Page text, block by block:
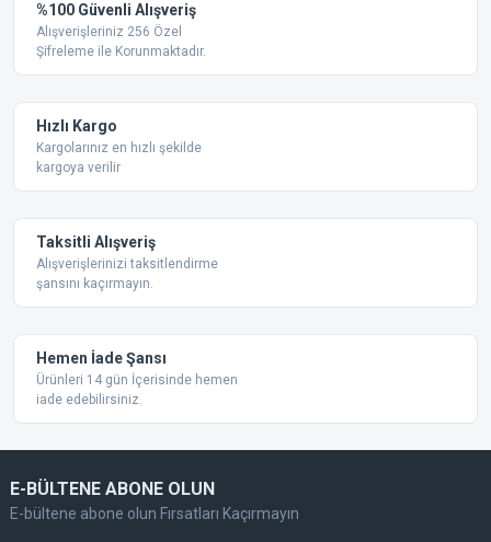
Ürün resmi kalitesiz, bozuk veya görüntülenemiyor.
Ürün açıklamasında eksik bilgiler bulunuyor.
Bu ürüne benzer farklı alternatifler olmalı.
%100 Güvenli Alışveriş
Alışverişleriniz 256 Özel
Şifreleme ile Korunmaktadır.
Hızlı Kargo
Kargolarınız en hızlı şekilde
kargoya verilir
Taksitli Alışveriş
Alışverişlerinizi taksitlendirme
şansını kaçırmayın.
Hemen İade Şansı
Ürünleri 14 gün İçerisinde hemen
iade edebilirsiniz.
E-BÜLTENE ABONE OLUN
E-bültene abone olun Fırsatları Kaçırmayın